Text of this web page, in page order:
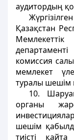
аудитордың
Қазақстан
комиссия
мемлекет
туралы шешім
10.
органы
шешім
тиісті қайта